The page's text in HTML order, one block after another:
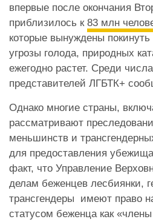
впервые после окончания
приблизилось к 83 млн
которые вынуждены
угрозы голода, природных
ежегодно растет. Среди
представителей ЛГБТК+
Однако многие страны,
рассматривают
меньшинств и
для предоставления
факт, что Управление
делам беженцев лесбиянки,
трансгендеры имеют право
статусом беженца как